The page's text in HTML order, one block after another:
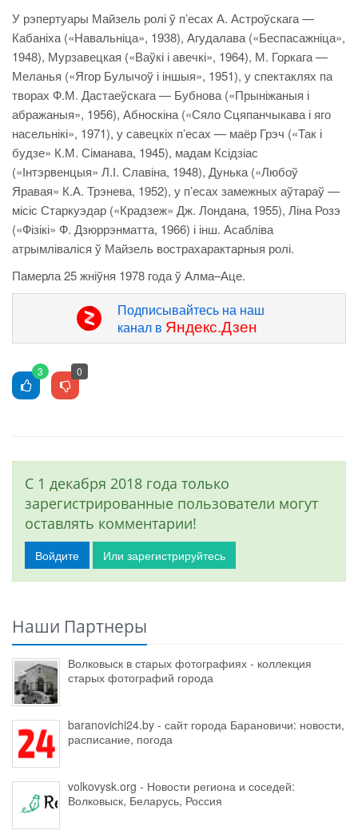
У рэпертуары Майзель ролі ў п’есах А. Астроўскага —
Кабаніха («Навальніца», 1938), Агудалава («Беспасажніца»,
1948), Мурзавецкая («Ваўкі і авечкі», 1964), М. Горкага —
Меланья («Ягор Булычоў і іншыя», 1951), у спектаклях па
творах Ф.М. Дастаеўскага — Бубнова («Прыніжаныя і
абражаныя», 1956), Абноскіна («Сяло Сцяпанчыкава і яго
насельнікі», 1971), у савецкіх п’есах — маёр Грэч («Так і
будзе» К.М. Сіманава, 1945), мадам Ксідзіас
(«Інтэрвенцыя» Л.І. Славіна, 1948), Дунька («Любоў
Яравая» К.А. Трэнева, 1952), у п’есах замежных аўтараў —
місіс Старкуэдар («Крадзеж» Дж. Лондана, 1955), Ліна Розэ
(«Фізікі» Ф. Дзюррэнматта, 1966) і інш. Асабліва
атрымліваліся ў Майзель вострахарактарныя ролі.
Памерла 25 жніўня 1978 года ў Алма–Аце.
Подписывайтесь на наш
канал в Яндекс.Дзен
3 0
С 1 декабря 2018 года только
зарегистрированные пользователи могут
оставлять комментарии!
Войдите Или зарегистрируйтесь
Наши Партнеры
Волковыск в старых фотографиях - коллекция
старых фотографий города
baranovichi24.by - сайт города Барановичи: новости,
расписание, погода
volkovysk.org - Новости региона и соседей:
Волковыск, Беларусь, Россия